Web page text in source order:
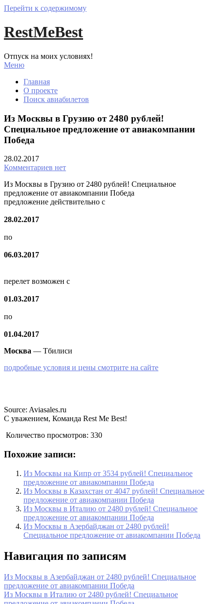
Перейти к содержимому
RestMeBest
Отпуск на моих условиях!
Меню
Главная
О проекте
Поиск авиабилетов
Из Москвы в Грузию от 2480 рублей!
Специальное предложение от авиакомпании
Победа
28.02.2017
Комментариев нет
Из Москвы в Грузию от 2480 рублей! Специальное
предложение от авиакомпании Победа
предложение действительно с
28.02.2017
по
06.03.2017
перелет возможен с
01.03.2017
по
01.04.2017
Москва — Тбилиси
подробные условия и цены смотрите на сайте
Source: Aviasales.ru
С уважением, Команда Rest Me Best!
Количество просмотров: 330
Похожие записи:
Из Москвы на Кипр от 3534 рублей! Специальное
предложение от авиакомпании Победа
Из Москвы в Казахстан от 4047 рублей! Специальное
предложение от авиакомпании Победа
Из Москвы в Италию от 2480 рублей! Специальное
предложение от авиакомпании Победа
Из Москвы в Азербайджан от 2480 рублей!
Специальное предложение от авиакомпании Победа
Навигация по записям
Из Москвы в Азербайджан от 2480 рублей! Специальное
предложение от авиакомпании Победа
Из Москвы в Италию от 2480 рублей! Специальное